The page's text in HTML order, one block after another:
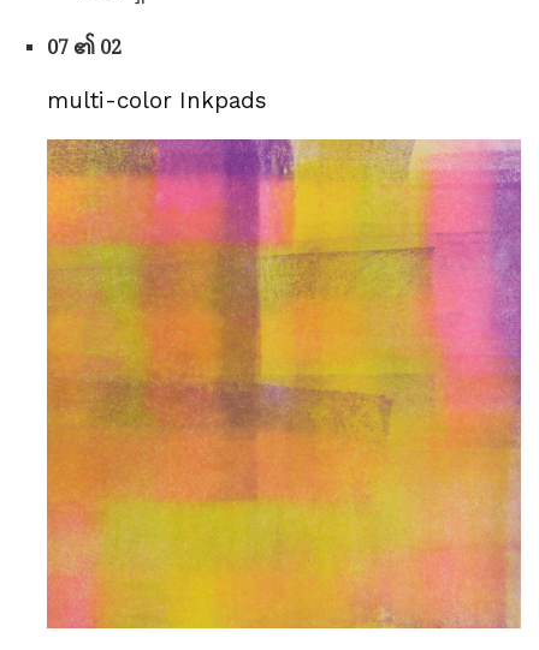
07 ၏ 02
multi-color Inkpads